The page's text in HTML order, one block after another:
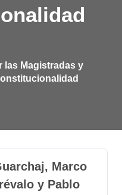
las Magistradas y
y Pablo